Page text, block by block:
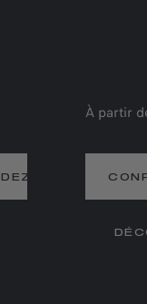
À partir